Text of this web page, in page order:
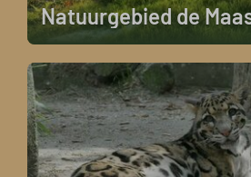
Natuurgebied de